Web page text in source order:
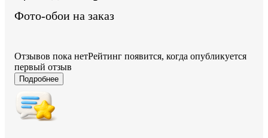
Фото-обои на заказ
Отзывов пока нетРейтинг появится, когда опубликуется
первый отзыв
Подробнее